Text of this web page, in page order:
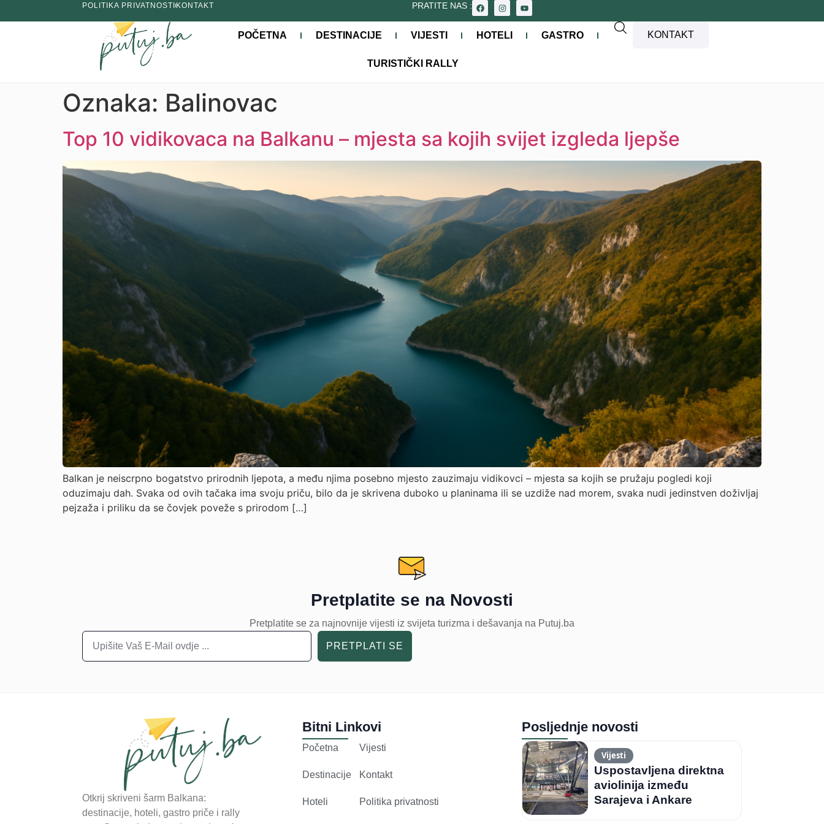
POLITIKA PRIVATNOSTIKONTAKT PRATITE NAS :
POČETNA DESTINACIJE VIJESTI HOTELI GASTRO
TURISTIČKI RALLY
KONTAKT
Oznaka: Balinovac
Top 10 vidikovaca na Balkanu – mjesta sa kojih svijet izgleda ljepše
Balkan je neiscrpno bogatstvo prirodnih ljepota, a među njima posebno mjesto zauzimaju vidikovci – mjesta sa kojih se pružaju pogledi koji
oduzimaju dah. Svaka od ovih tačaka ima svoju priču, bilo da je skrivena duboko u planinama ili se uzdiže nad morem, svaka nudi jedinstven doživljaj
pejzaža i priliku da se čovjek poveže s prirodom […]
Pretplatite se na Novosti
Pretplatite se za najnovnije vijesti iz svijeta turizma i dešavanja na Putuj.ba
PRETPLATI SE
Otkrij skriveni šarm Balkana:
destinacije, hoteli, gastro priče i rally
Bitni Linkovi
Početna
Destinacije
Hoteli
Vijesti
Kontakt
Politika privatnosti
Posljednje novosti
Vijesti
Uspostavljena direktna
aviolinija između
Sarajeva i Ankare